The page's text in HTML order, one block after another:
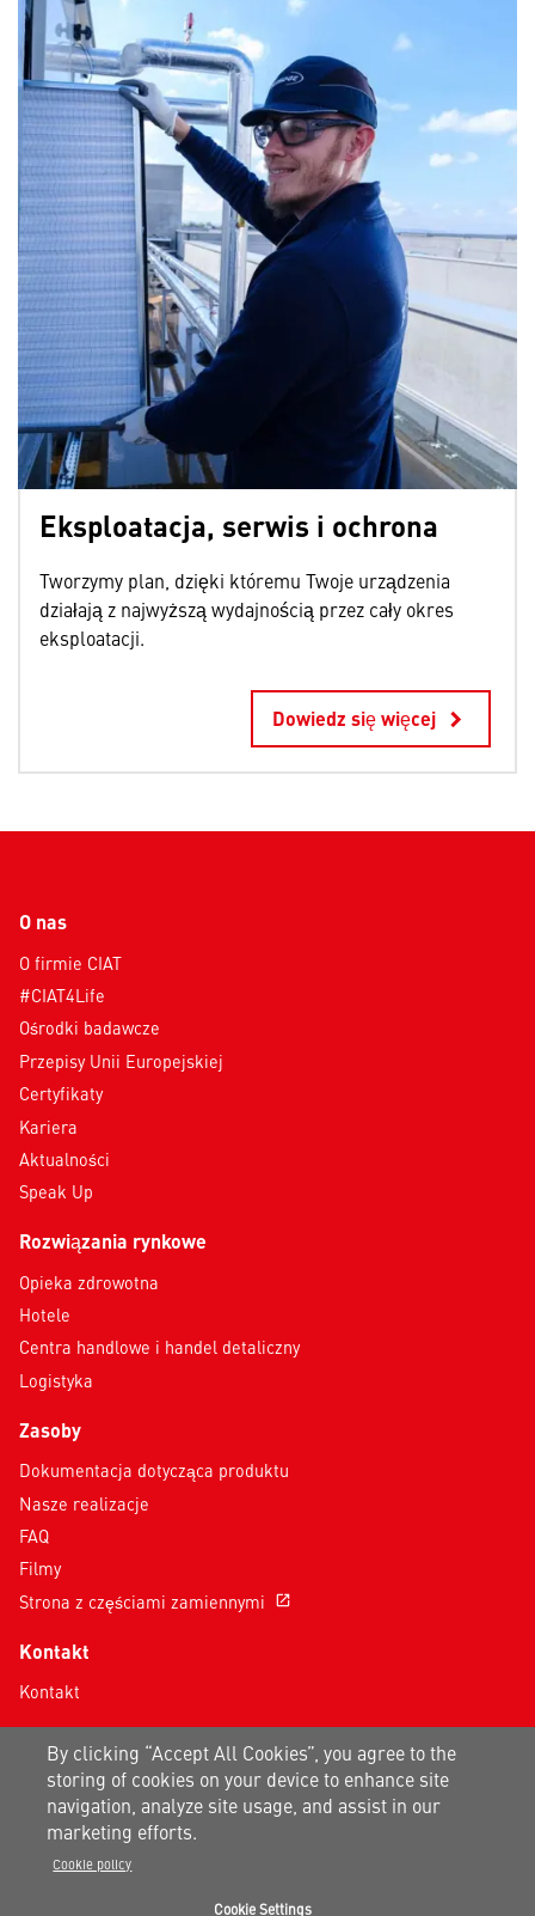
Eksploatacja, serwis i ochrona
Tworzymy plan, dzięki któremu Twoje urządzenia
działają z najwyższą wydajnością przez cały okres
eksploatacji.
Dowiedz się więcej keyboard_arrow_right
O nas
O firmie CIAT
#CIAT4Life
Ośrodki badawcze
Przepisy Unii Europejskiej
Certyfikaty
Kariera
Aktualności
Speak Up
Rozwiązania rynkowe
Opieka zdrowotna
Hotele
Centra handlowe i handel detaliczny
Logistyka
Zasoby
Dokumentacja dotycząca produktu
Nasze realizacje
FAQ
Filmy
Strona z częściami zamiennymi
open_in_new
Kontakt
Kontakt
Dołącz do nas na:
By clicking “Accept All Cookies”, you agree to the
storing of cookies on your device to enhance site
navigation, analyze site usage, and assist in our
marketing efforts.
Cookie policy
Cookie Settings